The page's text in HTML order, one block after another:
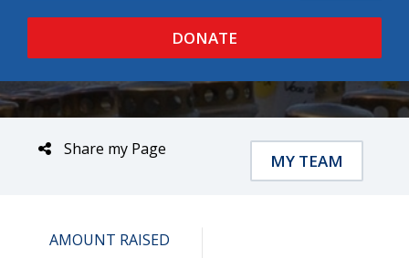
DONATE
Share my Page
MY TEAM
AMOUNT RAISED